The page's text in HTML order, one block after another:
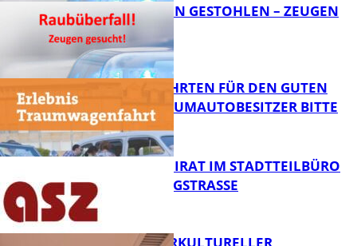
FB News
TEURE KETTEN GESTOHLEN – ZEUGEN
GESUCHT!
FB News
SPENDENFAHRTEN FÜR DEN GUTEN
ZWECK – TRAUMAUTOBESITZER BITTE
MELDEN!
SENIORENBEIRAT IM STADTTEILBÜRO
IN DER KÖNIGSTRASSE
NEUER INTERKULTURELLER